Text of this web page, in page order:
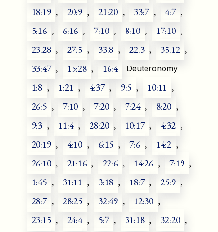
18:19 , 20:9 , 21:20 , 33:7 , 4:7 ,
5:16 , 6:16 , 7:10 , 8:10 , 17:10 ,
23:28 , 27:5 , 33:8 , 22:3 , 35:12 ,
33:47 , 15:28 , 16:4 Deuteronomy
1:8 , 1:21 , 4:37 , 9:5 , 10:11 ,
26:5 , 7:10 , 7:20 , 7:24 , 8:20 ,
9:3 , 11:4 , 28:20 , 10:17 , 4:32 ,
20:19 , 4:10 , 6:15 , 7:6 , 14:2 ,
26:10 , 21:16 , 22:6 , 14:26 , 7:19 ,
1:45 , 31:11 , 3:18 , 18:7 , 25:9 ,
28:7 , 28:25 , 32:49 , 12:30 ,
23:15 , 24:4 , 5:7 , 31:18 , 32:20 ,